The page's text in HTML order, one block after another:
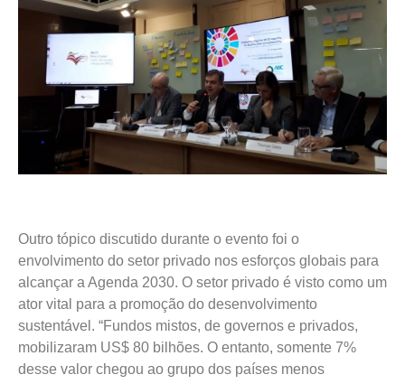
Outro tópico discutido durante o evento foi o
envolvimento do setor privado nos esforços globais para
alcançar a Agenda 2030. O setor privado é visto como um
ator vital para a promoção do desenvolvimento
sustentável. “Fundos mistos, de governos e privados,
mobilizaram US$ 80 bilhões. O entanto, somente 7%
desse valor chegou ao grupo dos países menos